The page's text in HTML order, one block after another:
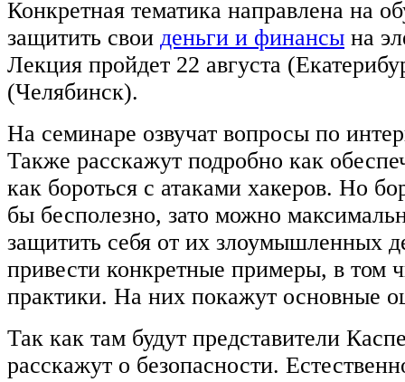
Конкретная тематика направлена на
защитить свои деньги и финансы на
Лекция пройдет 22 августа
(Челябинск).
На семинаре озвучат вопросы по
Также расскажут подробно как
как бороться с атаками хакеров. Но
бы бесполезно, зато можно
защитить себя от их злоумышленных
привести конкретные примеры, в том
практики. На них покажут основные
Так как там будут представители
расскажут о безопасности.